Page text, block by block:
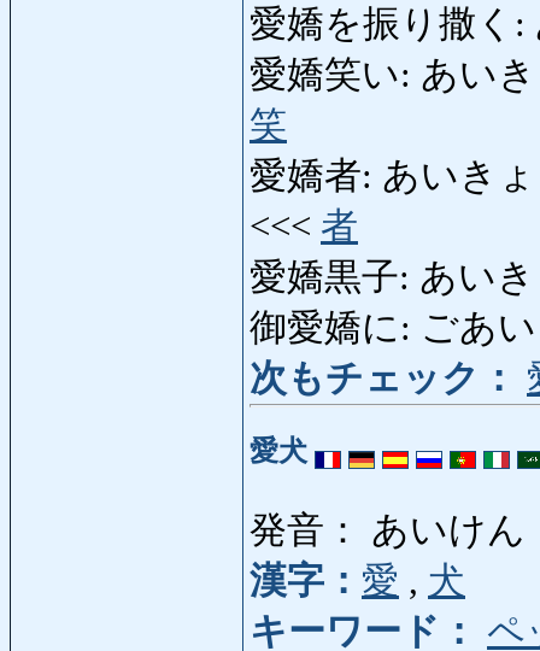
愛嬌を振り撒く
愛嬌笑い: あい
笑
愛嬌者: あいき
<<< 者
愛嬌黒子: あい
御愛嬌に: ごあい
次もチェック：
愛犬
発音： あいけん
漢字： 愛 , 犬
キーワード：
ペ